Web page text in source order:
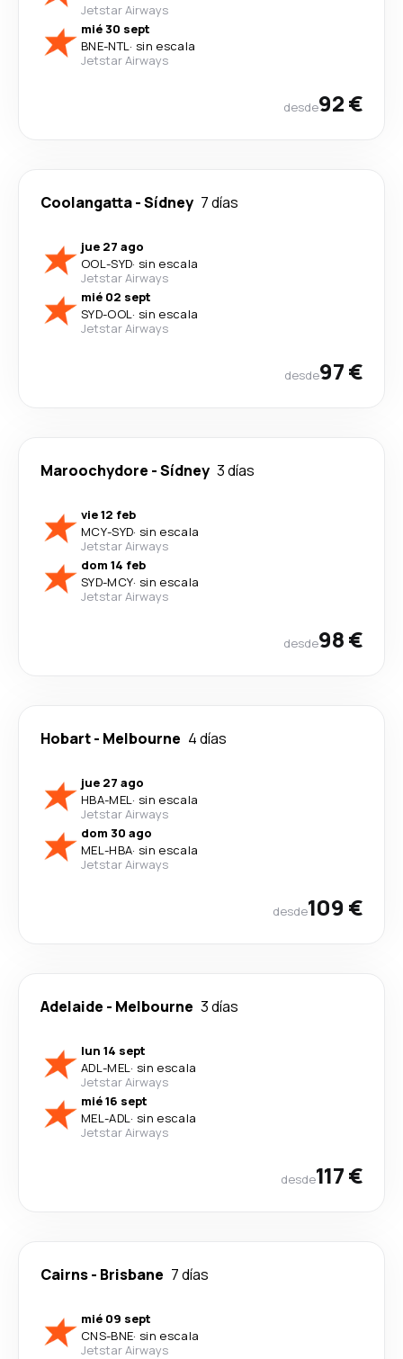
Jetstar Airways
mié 30 sept
BNE-NTL· sin escala
Jetstar Airways
desde92 €
Coolangatta-Sídney 7 días
jue 27 ago
OOL-SYD· sin escala
Jetstar Airways
mié 02 sept
SYD-OOL· sin escala
Jetstar Airways
desde97 €
Maroochydore -Sídney 3 días
vie 12 feb
MCY-SYD· sin escala
Jetstar Airways
dom 14 feb
SYD-MCY· sin escala
Jetstar Airways
desde98 €
Hobart- Melbourne 4 días
jue 27 ago
HBA-MEL· sin escala
Jetstar Airways
dom 30 ago
MEL-HBA· sin escala
Jetstar Airways
desde109 €
Adelaide - Melbourne 3 días
lun 14 sept
ADL-MEL· sin escala
Jetstar Airways
mié 16 sept
MEL-ADL· sin escala
Jetstar Airways
desde117 €
Cairns- Brisbane 7 días
mié 09 sept
CNS-BNE· sin escala
Jetstar Airways